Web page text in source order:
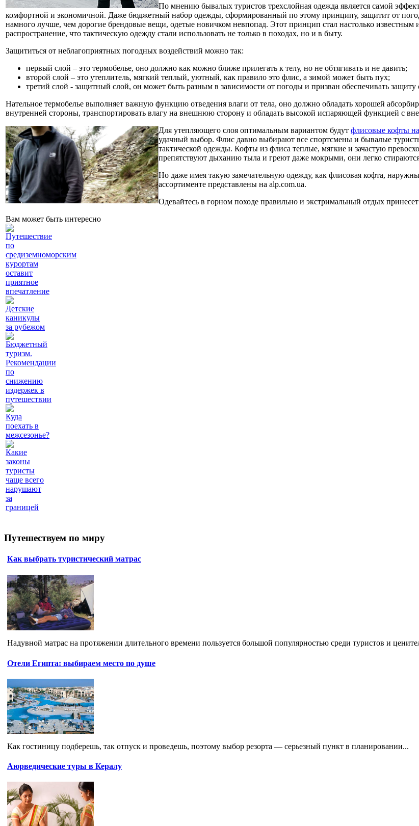
По мнению бывалых туристов трехслойная одежда является самой
комфортной и экономичной. Даже бюджетный набор одежды, сформированный по этому принципу, защитит от
намного лучше, чем дорогие брендовые вещи, одетые новичком невпопад. Этот принцип стал настолько известным
распространение, что тактическую одежду стали использовать не только в походах, но и в быту.
Защититься от неблагоприятных погодных воздействий можно так:
первый слой – это термобелье, оно должно как можно ближе прилегать к телу, но не обтягивать и не давить;
второй слой – это утеплитель, мягкий теплый, уютный, как правило это флис, а зимой может быть пух;
третий слой - защитный слой, он может быть разным в зависимости от погоды и призван обеспечивать защиту
Нательное термобелье выполняет важную функцию отведения влаги от тела, оно должно обладать хорошей
внутренней стороны, транспортировать влагу на внешнюю сторону и обладать высокой испаряющей функцией с
Для утепляющего слоя оптимальным вариантом будут флисовые кофты
удачный выбор. Флис давно выбирают все спортсмены и бывалые
тактической одежды. Кофты из флиса теплые, мягкие и зачастую
препятствуют дыханию тыла и греют даже мокрыми, они легко
Но даже имея такую замечательную одежду, как флисовая кофта,
ассортименте представлены на alp.com.ua.
Одевайтесь в горном походе правильно и экстримальный отдых
Вам может быть интересно
Путешествие
по
средиземноморским
курортам
оставит
приятное
впечатление
Детские
каникулы
за рубежом
Бюджетный
туризм.
Рекомендации
по
снижению
издержек в
путешествии
Куда
поехать в
межсезонье?
Какие
законы
туристы
чаще всего
нарушают
за
границей
Путешествуем по миру
Как выбрать туристический матрас
Надувной матрас на протяжении длительного времени пользуется большой популярностью среди туристов и
Отели Египта: выбираем место по душе
Как гостиницу подберешь, так отпуск и проведешь, поэтому выбор резорта — серьезный пункт в планировании...
Аюрведические туры в Кералу